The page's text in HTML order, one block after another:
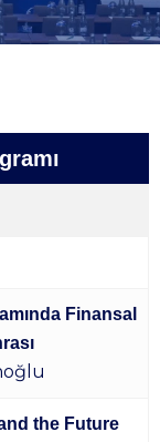
Finansal
the Future